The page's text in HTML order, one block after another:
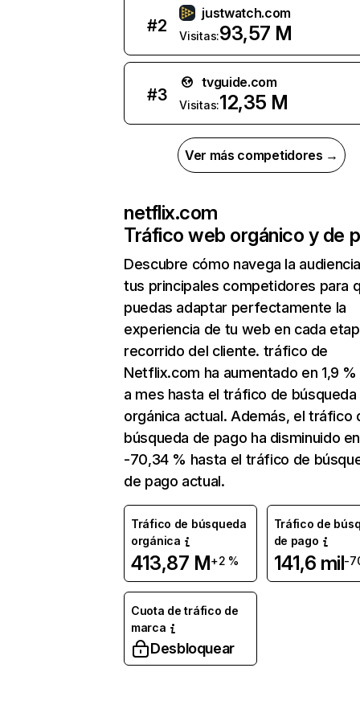
#2
justwatch.com
Visitas:93,57 M
#3
tvguide.com
Visitas:12,35 M
Ver más competidores →
netflix.com
Tráfico web orgánico y de
Descubre cómo navega la
tus principales competidores para
puedas adaptar perfectamente la
experiencia de tu web en cada
recorrido del cliente. tráfico de
Netflix.com ha aumentado en 1,9
a mes hasta el tráfico de búsqueda
orgánica actual. Además, el tráfico
búsqueda de pago ha disminuido en
-70,34 % hasta el tráfico de
de pago actual.
Tráfico de búsqueda
orgánica
413,87 M+2 %
Tráfico de
de pago
141,6 mil-
Cuota de tráfico de
marca
Desbloquear